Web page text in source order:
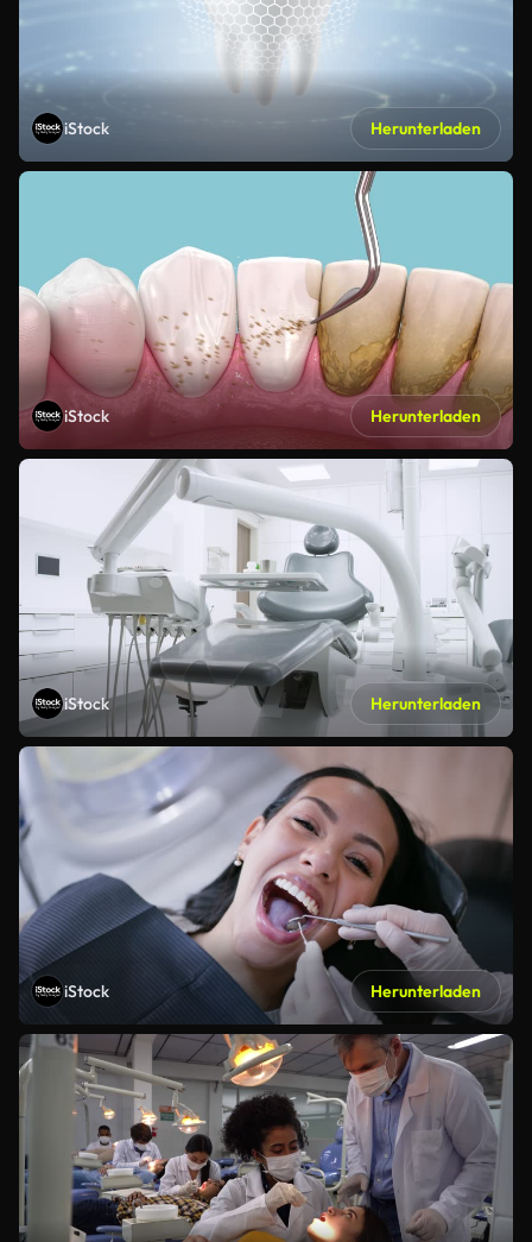
iStock Herunterladen
iStock Herunterladen
iStock Herunterladen
iStock Herunterladen